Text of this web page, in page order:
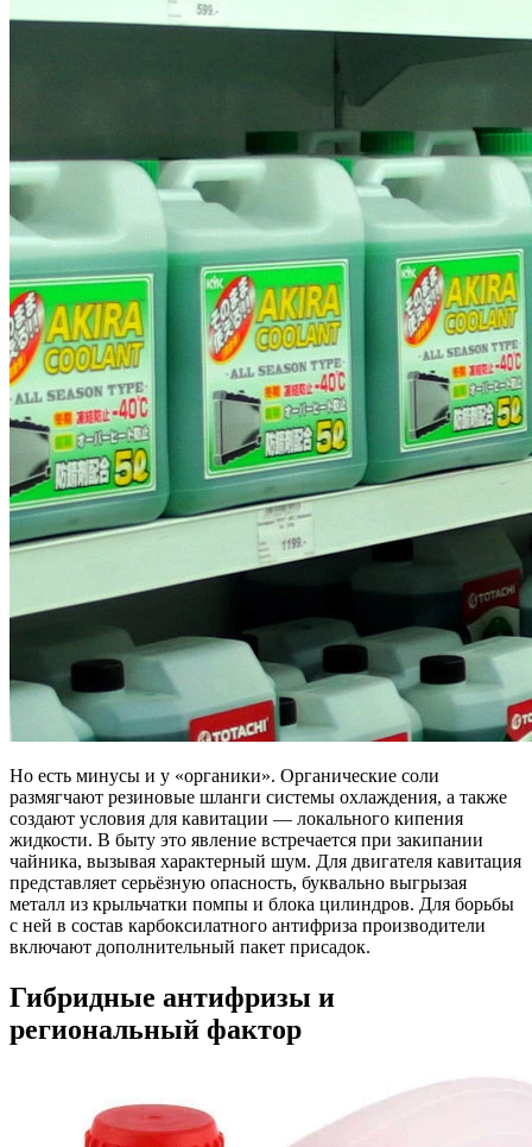
Но есть минусы и у «органики». Органические соли
размягчают резиновые шланги системы охлаждения, а также
создают условия для кавитации — локального кипения
жидкости. В быту это явление встречается при закипании
чайника, вызывая характерный шум. Для двигателя кавитация
представляет серьёзную опасность, буквально выгрызая
металл из крыльчатки помпы и блока цилиндров. Для борьбы
с ней в состав карбоксилатного антифриза производители
включают дополнительный пакет присадок.
Гибридные антифризы и
региональный фактор